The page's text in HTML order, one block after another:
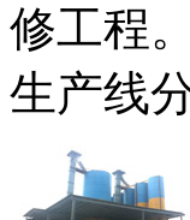
修工程
生产线